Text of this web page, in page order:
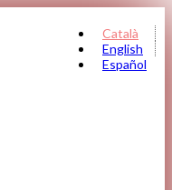
Català
English
Español